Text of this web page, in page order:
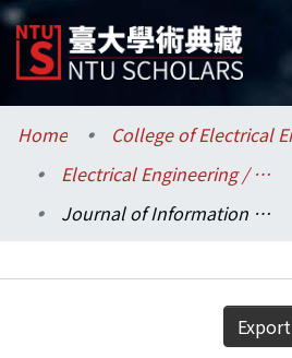
Communities & Collections
Research Outputs
Home
Electrical Engineering / 電機工程學系
Journal of Information Science and Engineering: Editorial notice
Details
Export